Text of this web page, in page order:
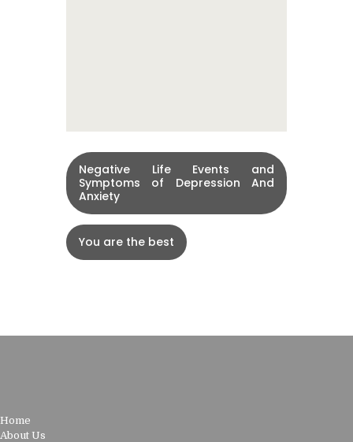
Negative Life Events and
Symptoms of Depression And
Anxiety
You are the best
Home
About Us